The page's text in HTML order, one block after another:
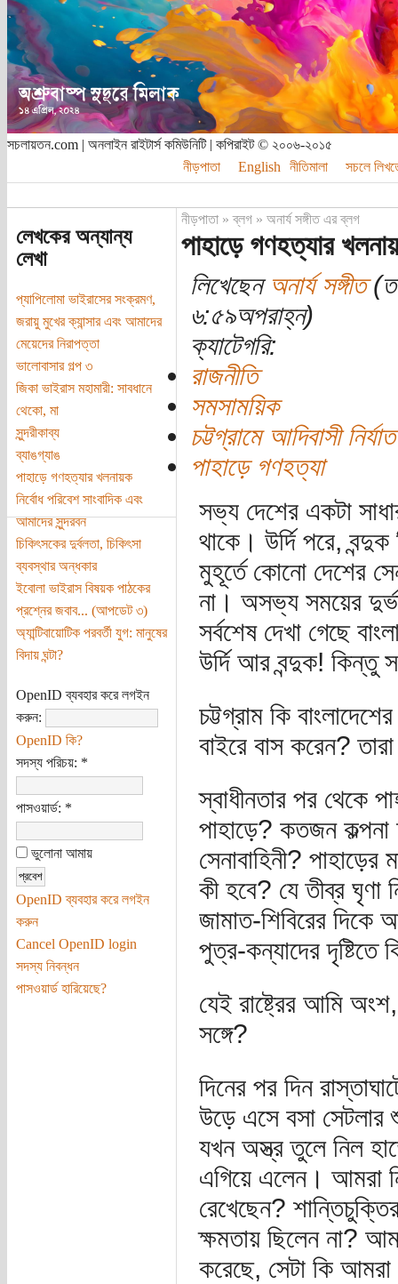
সচলায়তন.com | অনলাইন রাইটার্স কমিউনিটি | কপিরাইট © ২০০৬-২০১৫
নীড়পাতা
English নীতিমালা সচলে
লেখকের অন্যান্য
লেখা
প্যাপিলোমা ভাইরাসের সংক্রমণ,
জরায়ু মুখের ক্যান্সার এবং আমাদের
মেয়েদের নিরাপত্তা
ভালোবাসার গল্প ৩
জিকা ভাইরাস মহামারী: সাবধানে
থেকো, মা
সুন্দরীকাব্য
ব্যাঙগ্যাঙ
পাহাড়ে গণহত্যার খলনায়ক
নির্বোধ পরিবেশ সাংবাদিক এবং
আমাদের সুন্দরবন
চিকিৎসকের দুর্বলতা, চিকিৎসা
ব্যবস্থার অন্ধকার
ইবোলা ভাইরাস বিষয়ক পাঠকের
প্রশ্নের জবাব... (‌আপডেট ৩)
অ্যান্টিবায়োটিক পরবর্তী যুগ: মানুষের
বিদায় ঘন্টা?
OpenID ব্যবহার করে লগইন
করুন:
OpenID কি?
সদস্য পরিচয়: *
পাসওয়ার্ড: *
ভুলোনা আমায়
OpenID ব্যবহার করে লগইন
করুন
Cancel OpenID login
সদস্য নিবন্ধন
পাসওয়ার্ড হারিয়েছে?
নীড়পাতা»ব্লগ» অনার্য সঙ্গীত এর ব্লগ
পাহাড়ে গণহত্যার
লিখেছেন অনার্য সঙ্গীত
৬:৫৯অপরাহ্ন)
ক্যাটেগরি:
রাজনীতি
সমসাময়িক
চট্টগ্রামে আদিবাসী
পাহাড়ে গণহত্যা
সভ্য দেশের একটা
থাকে। উর্দি পরে,
মুহূর্তে কোনো দেশের
না। অসভ্য সময়ের
সর্বশেষ দেখা গেছে
উর্দি আর বন্দুক! কিন্তু
চট্টগ্রাম কি
বাইরে বাস করেন?
স্বাধীনতার পর থেকে
পাহাড়ে? কতজন কল্পনা
সেনাবাহিনী?
কী হবে? যে তীব্র ঘৃণা
জামাত-শিবিরের দিকে
পুত্র-কন্যাদের
যেই রাষ্ট্রের আমি
সঙ্গে?
দিনের পর দিন
উড়ে এসে বসা সেটলার
যখন অস্ত্র তুলে নিল
এগিয়ে এলেন। আমরা
রেখেছেন?
ক্ষমতায় ছিলেন না?
করেছে, সেটা কি